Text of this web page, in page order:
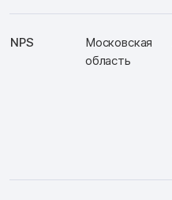
NPS
Московская
область